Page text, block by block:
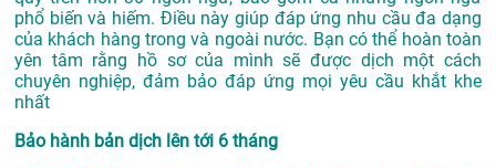
phổ biến và hiếm. Điều này giúp đáp ứng nhu cầu đa dạng
của khách hàng trong và ngoài nước. Bạn có thể hoàn toàn
yên tâm rằng hồ sơ của mình sẽ được dịch một cách
chuyên nghiệp, đảm bảo đáp ứng mọi yêu cầu khắt khe
nhất
Bảo hành bản dịch lên tới 6 tháng